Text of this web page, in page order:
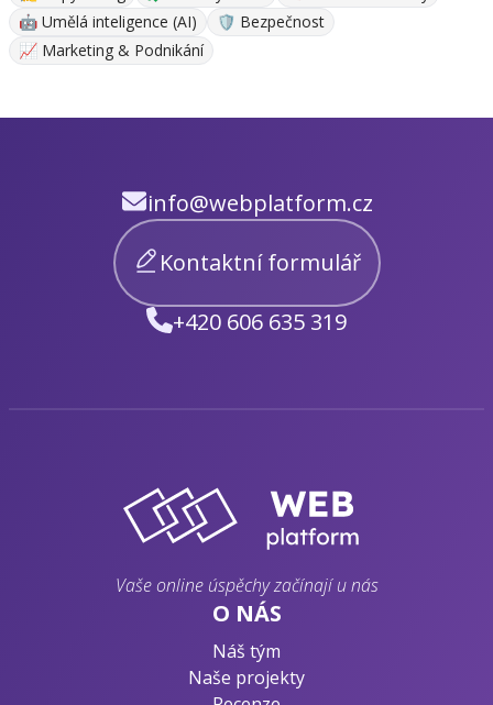
🤖 Umělá inteligence (AI)
🛡️ Bezpečnost
📈 Marketing & Podnikání
info@webplatform.cz
Kontaktní formulář
+420 606 635 319
Vaše online úspěchy začínají u nás
O NÁS
Náš tým
Naše projekty